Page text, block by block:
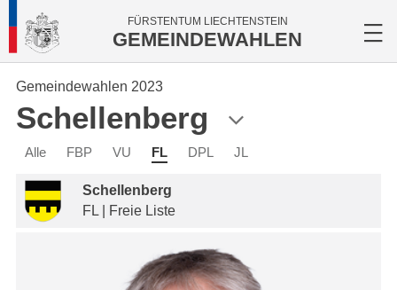
FÜRSTENTUM LIECHTENSTEIN
GEMEINDEWAHLEN
Gemeindewahlen 2023
Schellenberg
Alle FBP VU FL DPL JL
Schellenberg
FL | Freie Liste